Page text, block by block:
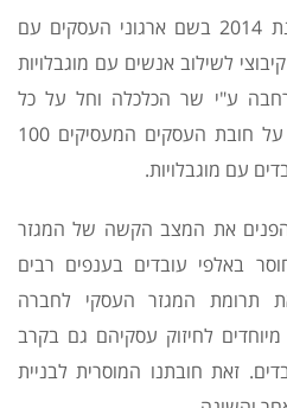
נשיא הלשכה אשר חתם בשנת 2014 בשם ארגוני העסקים עם
לשילוב אנשים עם מוגבלויות
ע"י שר הכלכלה וחל על כל
המגזר הפרטי. ההסכם מדבר על חובת העסקים המעסיקים 100
את המצב הקשה של המגזר
באלפי עובדים בענפים רבים
תרומת המגזר העסקי לחברה
לחיזוק עסקיהם גם בקרב
שמתחת ל – 100 עובדים. זאת חובתנו המוסרית לבניית